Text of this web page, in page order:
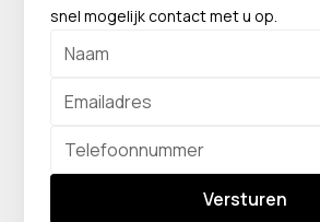
snel mogelijk contact met u op.